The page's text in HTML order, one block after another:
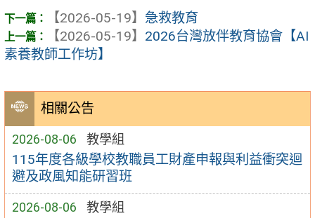
相關公告
2026-08-06 教學組
115年度各級學校教職員工財產申報與利益衝突迴
避及政風知能研習班
2026-08-06 教學組
【2026-05-19】 急救教育
【2026-05-19】 2026台灣放伴教育協會【AI
素養教師工作坊】